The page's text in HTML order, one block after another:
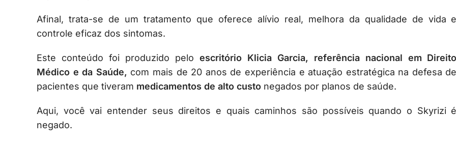
Afinal, trata-se de um tratamento que oferece alívio real, melhora da qualidade de vida e
controle eficaz dos sintomas.
Este conteúdo foi produzido pelo escritório Klicia Garcia, referência nacional em Direito
Médico e da Saúde, com mais de 20 anos de experiência e atuação estratégica na defesa de
pacientes que tiveram medicamentos de alto custo negados por planos de saúde.
Aqui, você vai entender seus direitos e quais caminhos são possíveis quando o Skyrizi é
negado.